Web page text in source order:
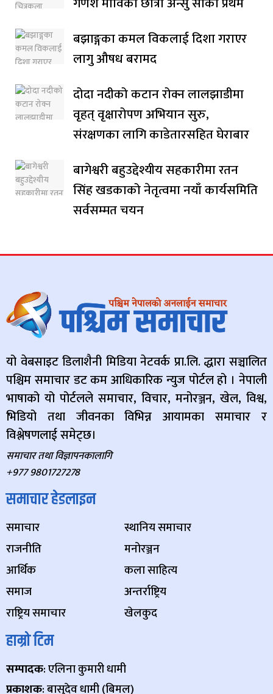
बझाङ्गका कमल विकलाई दिशा गराएर
लागु औषध बरामद
दोदा नदीको कटान रोक्न लालझाडीमा
वृहत् वृक्षारोपण अभियान सुरु,
संरक्षणका लागि काडेतारसहित घेराबार
बागेश्वरी बहुउद्देश्यीय सहकारीमा रतन
सिंह खडकाको नेतृत्वमा नयाँ कार्यसमिति
सर्वसम्मत चयन
यो वेबसाइट डिलाशैनी मिडिया नेटवर्क प्रा.लि. द्धारा सञ्चालित
पश्चिम समाचार डट कम आधिकारिक न्युज पोर्टल हो । नेपाली
भाषाको यो पोर्टलले समाचार, विचार, मनोरञ्जन, खेल, विश्व,
भिडियो तथा जीवनका विभिन्न आयामका समाचार र
विश्लेषणलाई समेट्छ।
समाचार तथा विज्ञापनकालागि
+977 9801727278
समाचार हेडलाइन
समाचार
राजनीति
आर्थिक
समाज
राष्ट्रिय समाचार
स्थानिय समाचार
मनोरञ्जन
कला साहित्य
अन्तर्राष्ट्रिय
खेलकुद
हाम्रो टिम
सम्पादक: एलिना कुमारी धामी
प्रकाशक: बासुदेव धामी (बिमल)